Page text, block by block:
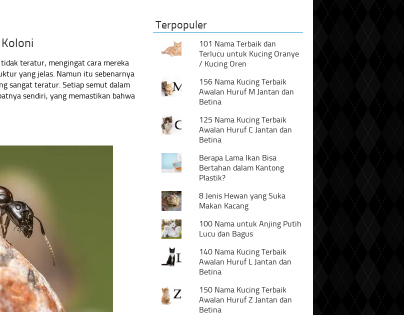
teratur, mengingat cara mereka
yang jelas. Namun itu sebenarnya
sangat teratur. Setiap semut dalam
sendiri, yang memastikan bahwa
Terpopuler
101 Nama Terbaik dan
Terlucu untuk Kucing Oranye
/ Kucing Oren
156 Nama Kucing Terbaik
Awalan Huruf M Jantan dan
Betina
125 Nama Kucing Terbaik
Awalan Huruf C Jantan dan
Betina
Berapa Lama Ikan Bisa
Bertahan dalam Kantong
Plastik?
8 Jenis Hewan yang Suka
Makan Kacang
100 Nama untuk Anjing Putih
Lucu dan Bagus
140 Nama Kucing Terbaik
Awalan Huruf L Jantan dan
Betina
150 Nama Kucing Terbaik
Awalan Huruf Z Jantan dan
Betina